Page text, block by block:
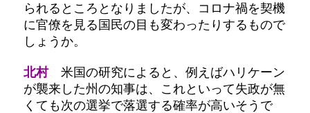
られるところとなりましたが、コロナ禍を契機
に官僚を見る国民の目も変わったりするもので
しょうか。
北村米国の研究によると、例えばハリケーン
が襲来した州の知事は、これといって失政が無
くても次の選挙で落選する確率が高いそうで